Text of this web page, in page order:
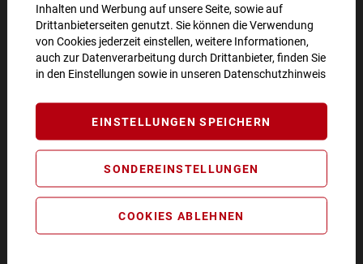
Inhalten und Werbung auf unsere Seite, sowie auf
Drittanbieterseiten genutzt. Sie können die Verwendung
von Cookies jederzeit einstellen, weitere Informationen,
auch zur Datenverarbeitung durch Drittanbieter, finden Sie
in den Einstellungen sowie in unseren Datenschutzhinweis
EINSTELLUNGEN SPEICHERN
SONDEREINSTELLUNGEN
COOKIES ABLEHNEN
ANMELDEN
**Angebot gültig ab einem Bestellwert von 100€.
Abmeldung jederzeit möglich.
SO ERREICHEN SIE UNS
BIKEZEIT
Pommernstr. 4
93073 Neutraubling
Service-Hotline:09401 - 91 38 70